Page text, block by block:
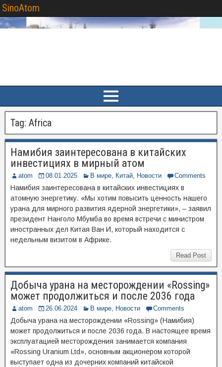
SinoAtom
Tag: Africa
Намибия заинтересована в китайских
инвестициях в мирный атом
atom 08.01.2025 В мире, Китай, Новости Comments
Намибия заинтересована в китайских инвестициях в
атомную энергетику. «Мы хотим повысить ценность нашего
урана для мирного развития ядерной энергетики», – заявил
президент Нанголо Мбумба во время встречи с министром
иностранных дел Китая Ван И, который находится с
недельным визитом в Африке.
Read Post
Добыча урана на месторождении «Rossing»
может продолжиться и после 2036 года
atom 26.06.2024 В мире, Новости Comments
Добыча урана на месторождении «Rossing» (Намибия)
может продолжиться и после 2036 года. В настоящее время
эксплуатацией месторождения занимается компания
«Rossing Uranium Ltd», основным акционером которой
выступает одна из дочерних компаний китайской